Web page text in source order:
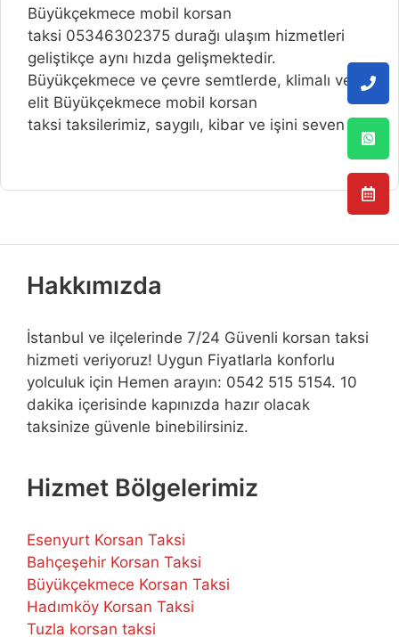
Büyükçekmece mobil korsan
taksi 05346302375 durağı ulaşım hizmetleri
geliştikçe aynı hızda gelişmektedir.
Büyükçekmece ve çevre semtlerde, klimalı ve
elit Büyükçekmece mobil korsan
taksi taksilerimiz, saygılı, kibar ve işini seven
Hakkımızda
İstanbul ve ilçelerinde 7/24 Güvenli korsan taksi
hizmeti veriyoruz! Uygun Fiyatlarla konforlu
yolculuk için Hemen arayın: 0542 515 5154. 10
dakika içerisinde kapınızda hazır olacak
taksinize güvenle binebilirsiniz.
Hizmet Bölgelerimiz
Esenyurt Korsan Taksi
Bahçeşehir Korsan Taksi
Büyükçekmece Korsan Taksi
Hadımköy Korsan Taksi
Tuzla korsan taksi